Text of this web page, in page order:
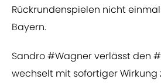
Rückrundenspielen nicht
Bayern.
Sandro#Wagnerverlässt den
wechselt mit sofortiger Wirkung